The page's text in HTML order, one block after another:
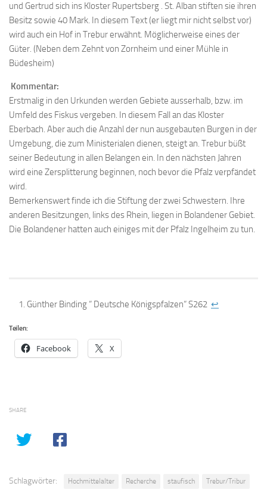
und Gertrud sich ins Kloster Rupertsberg . St. Alban stiften sie ihren
Besitz sowie 40 Mark. In diesem Text (er liegt mir nicht selbst vor)
wird auch ein Hof in Trebur erwähnt. Möglicherweise eines der
Güter. (Neben dem Zehnt von Zornheim und einer Mühle in
Büdesheim)
Kommentar:
Erstmalig in den Urkunden werden Gebiete ausserhalb, bzw. im
Umfeld des Fiskus vergeben. In diesem Fall an das Kloster
Eberbach. Aber auch die Anzahl der nun ausgebauten Burgen in der
Umgebung, die zum Ministerialen dienen, steigt an. Trebur büßt
seiner Bedeutung in allen Belangen ein. In den nächsten Jahren
wird eine Zersplitterung beginnen, noch bevor die Pfalz verpfändet
wird.
Bemerkenswert finde ich die Stiftung der zwei Schwestern. Ihre
anderen Besitzungen, links des Rhein, liegen in Bolandener Gebiet.
Die Bolandener hatten auch einiges mit der Pfalz Ingelheim zu tun.
Günther Binding “ Deutsche Königspfalzen“ S262 ↩
Teilen:
Facebook X
SHARE
Schlagwörter: Hochmittelalter Recherche staufisch Trebur/Tribur